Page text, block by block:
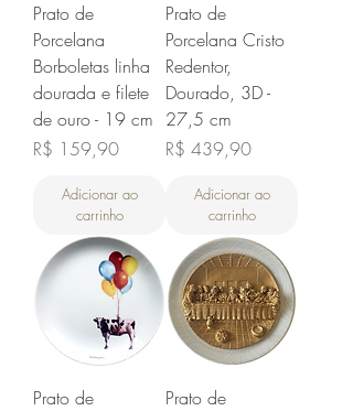
Prato de
Porcelana
Borboletas linha
dourada e filete
de ouro - 19 cm
Preço
R$ 159,90
Adicionar ao
carrinho
Prato de
Porcelana Cristo
Redentor,
Dourado, 3D -
27,5 cm
Preço
R$ 439,90
Adicionar ao
carrinho
Prato de
Prato de